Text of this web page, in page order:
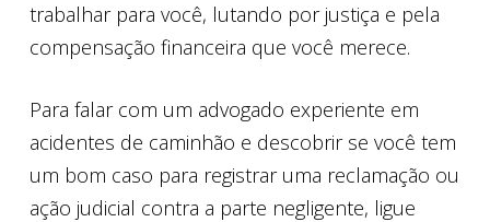
trabalhar para você, lutando por justiça e pela
compensação financeira que você merece.
Para falar com um advogado experiente em
acidentes de caminhão e descobrir se você tem
um bom caso para registrar uma reclamação ou
ação judicial contra a parte negligente, ligue